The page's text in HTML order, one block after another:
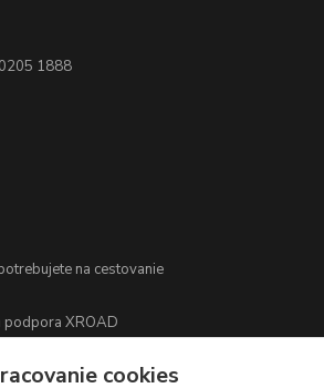
1888
na cestovanie
podpora XROAD
013 566
16:00), So (11:00-14:00)
cookies